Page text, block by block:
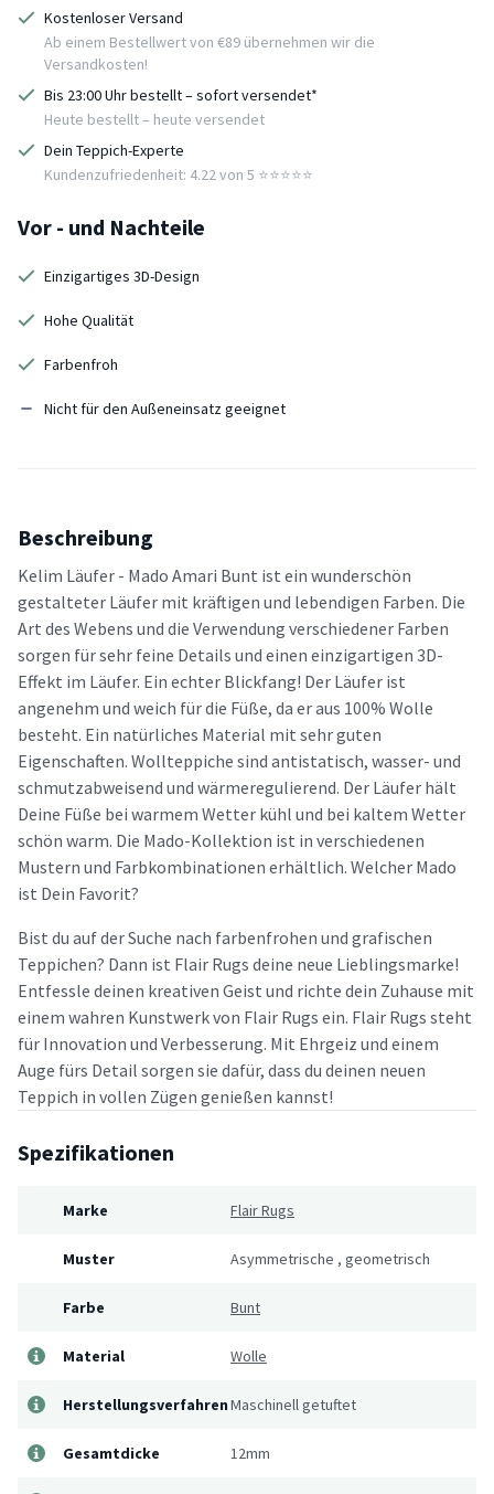
Kostenloser Versand
Ab einem Bestellwert von €89 übernehmen wir die
Versandkosten!
Bis 23:00 Uhr bestellt – sofort versendet*
Heute bestellt – heute versendet
Dein Teppich-Experte
Kundenzufriedenheit: 4.22 von 5 ⭐️⭐️⭐️⭐️⭐️
Vor - und Nachteile
Einzigartiges 3D-Design
Hohe Qualität
Farbenfroh
Nicht für den Außeneinsatz geeignet
Beschreibung
Kelim Läufer - Mado Amari Bunt ist ein wunderschön
gestalteter Läufer mit kräftigen und lebendigen Farben. Die
Art des Webens und die Verwendung verschiedener Farben
sorgen für sehr feine Details und einen einzigartigen 3D-
Effekt im Läufer. Ein echter Blickfang! Der Läufer ist
angenehm und weich für die Füße, da er aus 100% Wolle
besteht. Ein natürliches Material mit sehr guten
Eigenschaften. Wollteppiche sind antistatisch, wasser- und
schmutzabweisend und wärmeregulierend. Der Läufer hält
Deine Füße bei warmem Wetter kühl und bei kaltem Wetter
schön warm. Die Mado-Kollektion ist in verschiedenen
Mustern und Farbkombinationen erhältlich. Welcher Mado
ist Dein Favorit?
Bist du auf der Suche nach farbenfrohen und grafischen
Teppichen? Dann ist Flair Rugs deine neue Lieblingsmarke!
Entfessle deinen kreativen Geist und richte dein Zuhause mit
einem wahren Kunstwerk von Flair Rugs ein. Flair Rugs steht
für Innovation und Verbesserung. Mit Ehrgeiz und einem
Auge fürs Detail sorgen sie dafür, dass du deinen neuen
Teppich in vollen Zügen genießen kannst!
Spezifikationen
Marke Flair Rugs
Muster Asymmetrische , geometrisch
Farbe Bunt
Material Wolle
HerstellungsverfahrenMaschinell getuftet
Gesamtdicke 12mm